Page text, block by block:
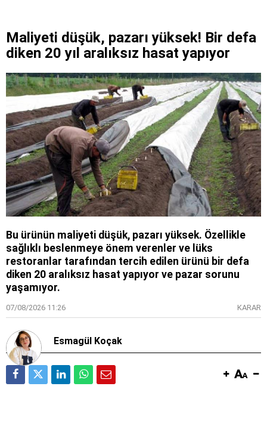
Maliyeti düşük, pazarı yüksek! Bir defa
diken 20 yıl aralıksız hasat yapıyor
Bu ürünün maliyeti düşük, pazarı yüksek. Özellikle
sağlıklı beslenmeye önem verenler ve lüks
restoranlar tarafından tercih edilen ürünü bir defa
diken 20 aralıksız hasat yapıyor ve pazar sorunu
yaşamıyor.
07/08/2026 11:26 KARAR
Esmagül Koçak